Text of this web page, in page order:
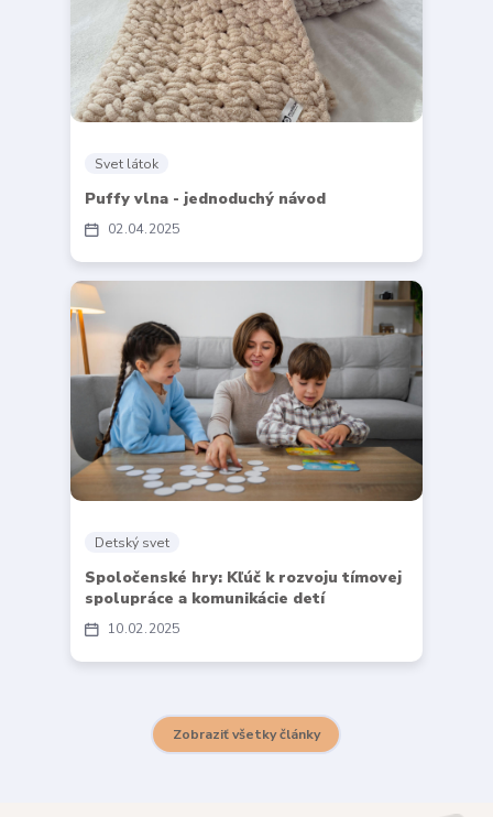
02 04 2025
Svet látok
Puffy vlna - jednoduchý návod
10 02 2025
Detský svet
Spoločenské hry: Kľúč k rozvoju tímovej
spolupráce a komunikácie detí
Zobraziť všetky články